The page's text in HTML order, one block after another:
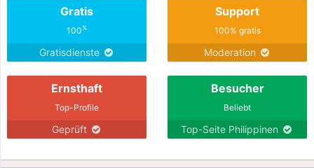
Gratis
100%
Gratisdienste
Support
100% gratis
Moderation
Ernsthaft
Top-Profile
Geprüft
Besucher
Beliebt
Top-Seite Philippinen